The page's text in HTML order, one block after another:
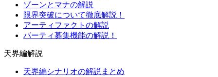
ゾーンとマナの解説
限界突破について徹底解説！
アーティファクトの解説
パーティ募集機能の解説！
天界編解説
天界編シナリオの解説まとめ